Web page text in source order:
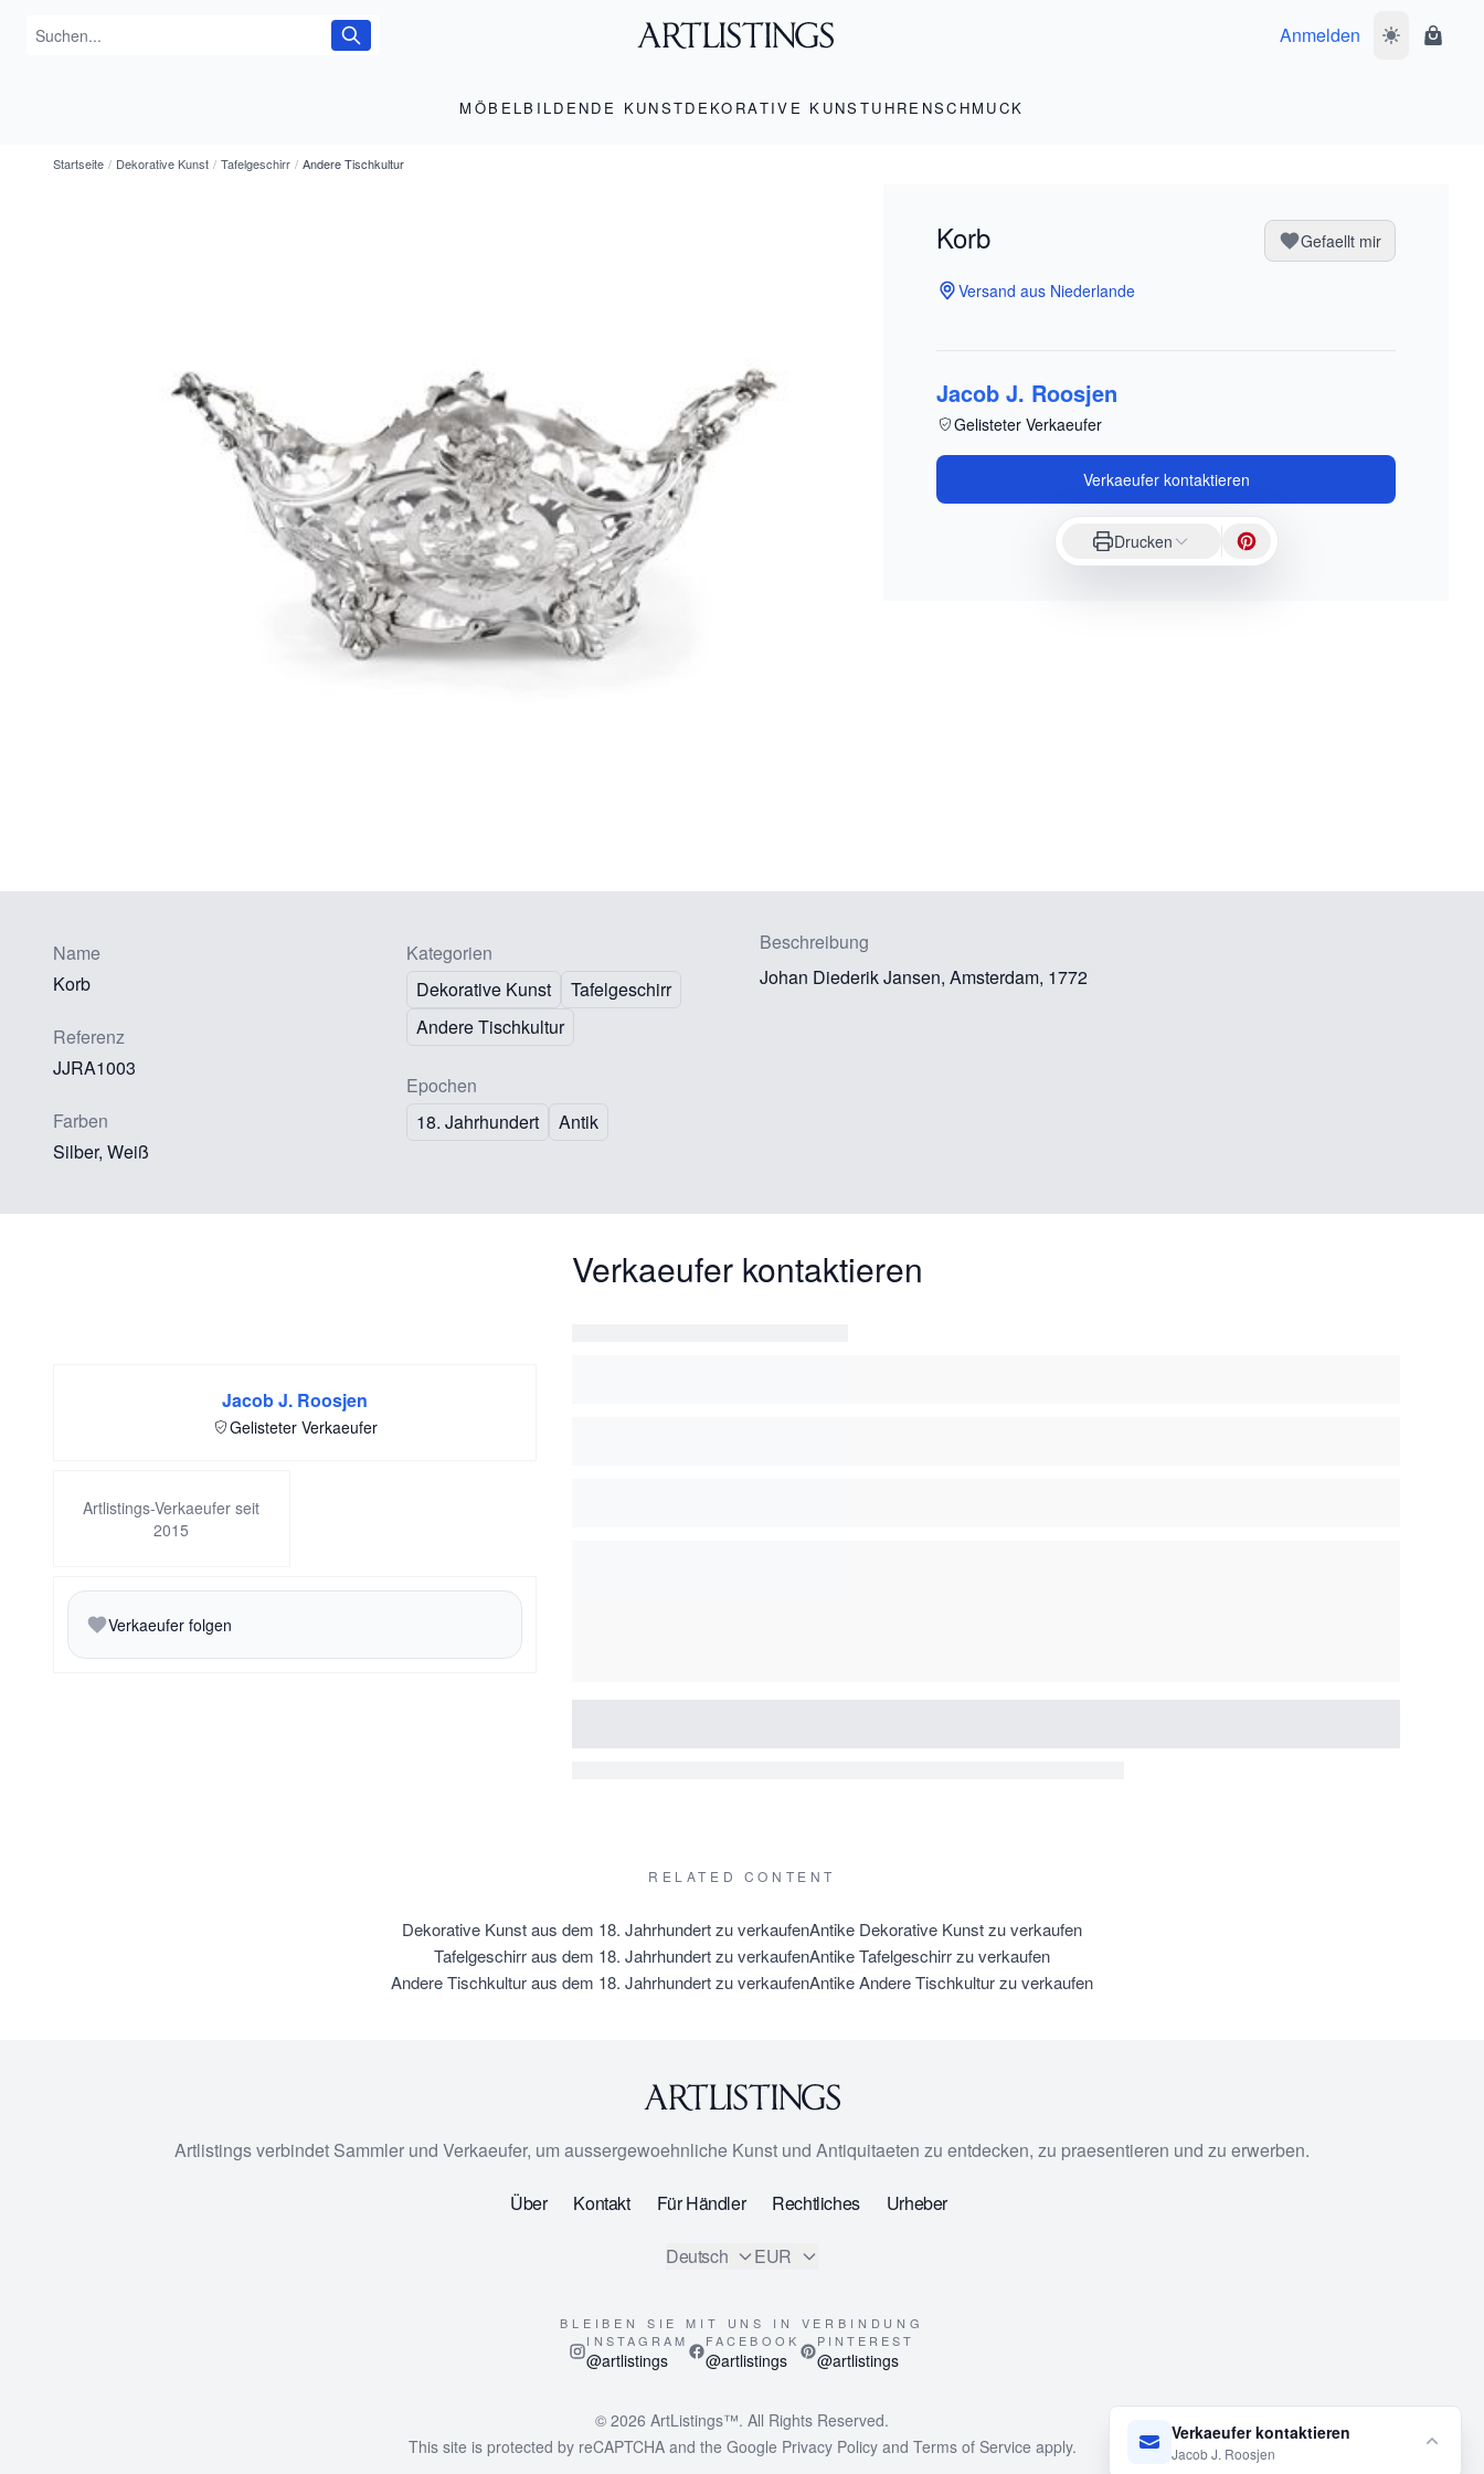
Anmelden
MÖBELBILDENDE KUNSTDEKORATIVE KUNSTUHRENSCHMUCK
Startseite / Dekorative Kunst / Tafelgeschirr / Andere Tischkultur
Korb Gefaellt mir
Versand aus Niederlande
Jacob J. Roosjen
Gelisteter Verkaeufer
Verkaeufer kontaktieren
Drucken
Verkaeufer kontaktieren
Jacob J. Roosjen
Name
Korb
Referenz
JJRA1003
Farben
Silber, Weiß
Kategorien
Dekorative Kunst
Tafelgeschirr
Andere Tischkultur
Epochen
18. Jahrhundert
Antik
Beschreibung
Johan Diederik Jansen, Amsterdam, 1772
Jacob J. Roosjen
Gelisteter Verkaeufer
Artlistings-Verkaeufer seit
2015
Verkaeufer folgen
Verkaeufer kontaktieren
RELATED CONTENT
Dekorative Kunst aus dem 18. Jahrhundert zu verkaufenAntike Dekorative Kunst zu verkaufen
Tafelgeschirr aus dem 18. Jahrhundert zu verkaufenAntike Tafelgeschirr zu verkaufen
Andere Tischkultur aus dem 18. Jahrhundert zu verkaufenAntike Andere Tischkultur zu verkaufen
Artlistings verbindet Sammler und Verkaeufer, um aussergewoehnliche Kunst und Antiquitaeten zu entdecken, zu praesentieren und zu erwerben.
Über Kontakt Für Händler Rechtliches Urheber
Deutsch EUR
BLEIBEN SIE MIT UNS IN VERBINDUNG
INSTAGRAM
@artlistings
FACEBOOK
@artlistings
PINTEREST
@artlistings
© 2026 ArtListings™. All Rights Reserved.
This site is protected by reCAPTCHA and the Google Privacy Policyand Terms of Service apply.